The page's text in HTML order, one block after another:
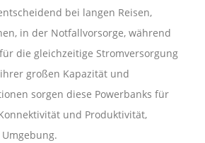
bei langen Reisen,
in der Notfallvorsorge, während
die gleichzeitige Stromversorgung
großen Kapazität und
sorgen diese Powerbanks für
und Produktivität,